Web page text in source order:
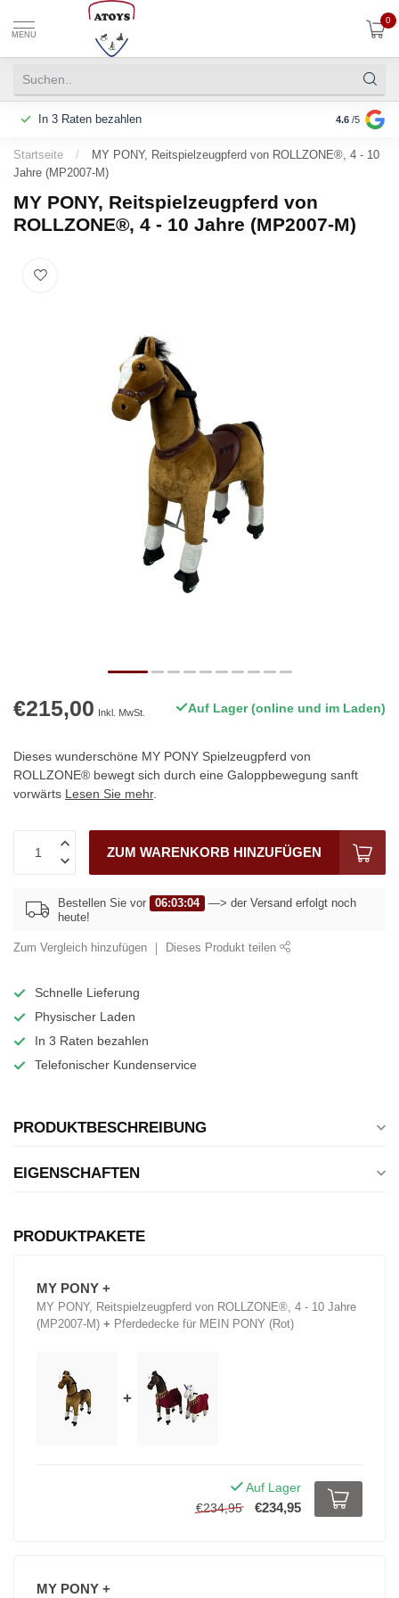
MENU
0
In 3 Raten bezahlen 4.6 /5
Startseite /
MY PONY, Reitspielzeugpferd von ROLLZONE®, 4 - 10
Jahre (MP2007-M)
MY PONY, Reitspielzeugpferd von
ROLLZONE®, 4 - 10 Jahre (MP2007-M)
€215,00 Inkl. MwSt. Auf Lager (online und im Laden)
Dieses wunderschöne MY PONY Spielzeugpferd von
ROLLZONE® bewegt sich durch eine Galoppbewegung sanft
vorwärts Lesen Sie mehr.
ZUM WARENKORB HINZUFÜGEN
Bestellen Sie vor 06:03:04
—> der Versand erfolgt noch
heute!
Zum Vergleich hinzufügen Dieses Produkt teilen
Schnelle Lieferung
Physischer Laden
In 3 Raten bezahlen
Telefonischer Kundenservice
PRODUKTBESCHREIBUNG
EIGENSCHAFTEN
PRODUKTPAKETE
MY PONY +
MY PONY, Reitspielzeugpferd von ROLLZONE®, 4 - 10 Jahre
(MP2007-M) + Pferdedecke für MEIN PONY (Rot)
+
Auf Lager
€234,95
€234,95
MY PONY +